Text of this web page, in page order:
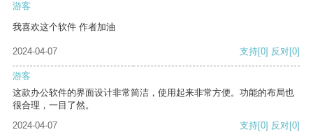
游客
我喜欢这个软件 作者加油
2024-04-07 支持[0] 反对[0]
游客
这款办公软件的界面设计非常简洁，使用起来非常方便。功能的布局也
很合理，一目了然。
2024-04-07
支持[0] 反对[0]